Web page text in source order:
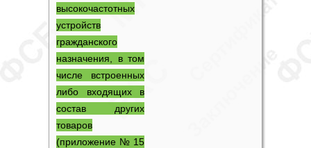
высокочастотных
устройств
гражданского
назначения, в том
числе встроенных
либо входящих в
состав других
товаров
(приложение № 15